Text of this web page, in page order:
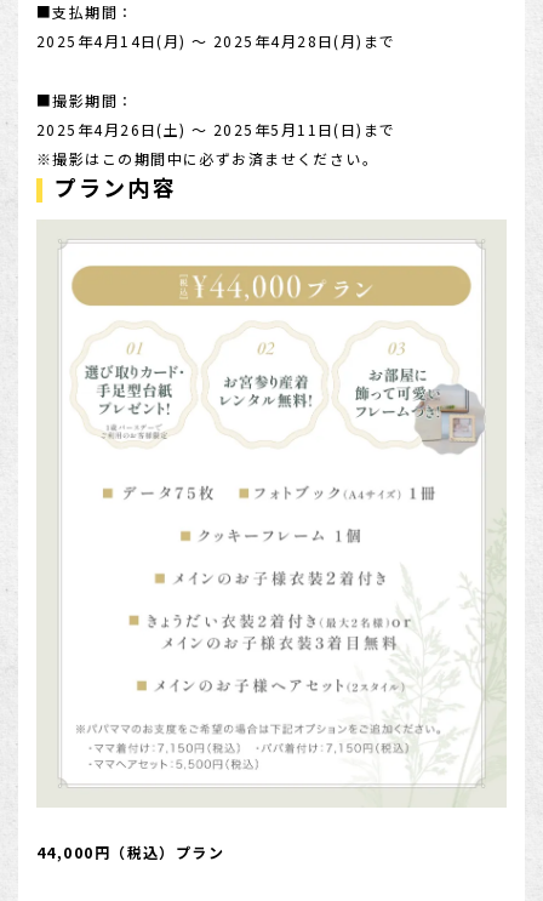
■支払期間：
2025年4月14日(月) ～ 2025年4月28日(月)まで
■撮影期間：
2025年4月26日(土) ～ 2025年5月11日(日)まで
※撮影はこの期間中に必ずお済ませください。
プラン内容
44,000円（税込）プラン